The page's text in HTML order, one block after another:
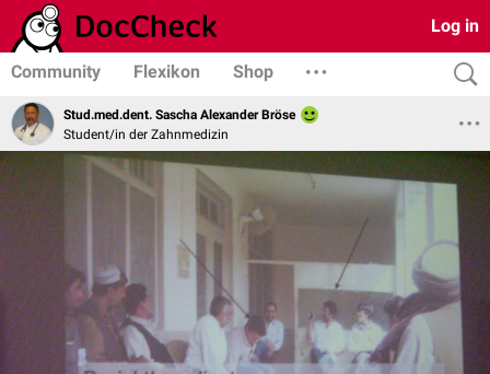
Log in
Community Flexikon Shop
Stud.med.dent. Sascha Alexander Bröse
Student/in der Zahnmedizin